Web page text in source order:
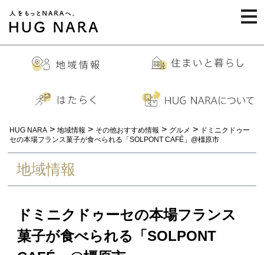
HUG NARA > 地域情報 > その他おすすめ情報 > グルメ > ドミニクドゥー
セの本場フランス菓子が食べられる「SOLPONT CAFÉ」@橿原市
地域情報
ドミニクドゥーセの本場フランス
菓子が食べられる「SOLPONT